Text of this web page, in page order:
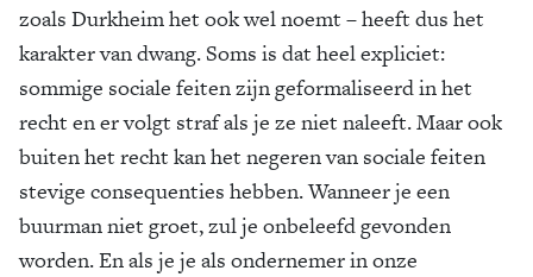
zoals Durkheim het ook wel noemt – heeft dus het
karakter van dwang. Soms is dat heel expliciet:
sommige sociale feiten zijn geformaliseerd in het
recht en er volgt straf als je ze niet naleeft. Maar ook
buiten het recht kan het negeren van sociale feiten
stevige consequenties hebben. Wanneer je een
buurman niet groet, zul je onbeleefd gevonden
worden. En als je je als ondernemer in onze